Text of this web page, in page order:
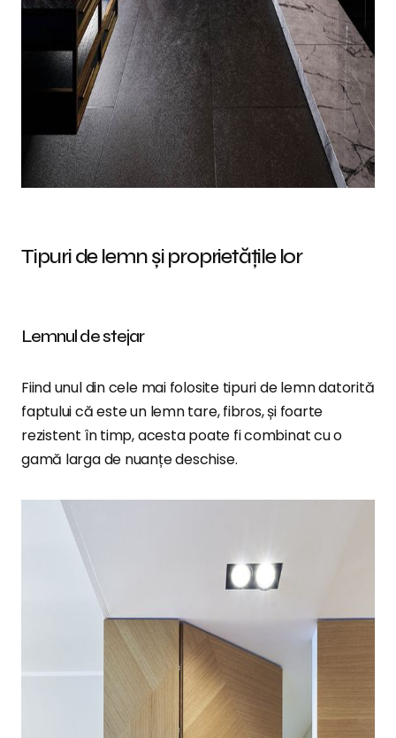
Tipuri de lemn și proprietățile lor
Lemnul de stejar
Fiind unul din cele mai folosite tipuri de lemn datorită
faptului că este un lemn tare, fibros, și foarte
rezistent în timp, acesta poate fi combinat cu o
gamă larga de nuanțe deschise.